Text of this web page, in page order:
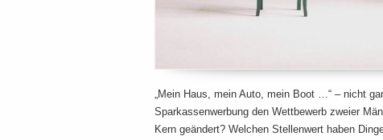
„Mein Haus, mein Auto, mein Boot …“ – nicht
Sparkassenwerbung den Wettbewerb zweier
Kern geändert? Welchen Stellenwert haben